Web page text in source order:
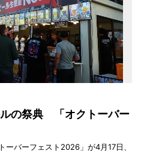
の祭典 「オクトーバー
ーバーフェスト2026」が4月17日、